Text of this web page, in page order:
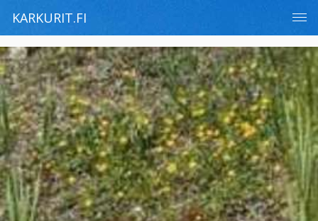
KARKURIT.FI